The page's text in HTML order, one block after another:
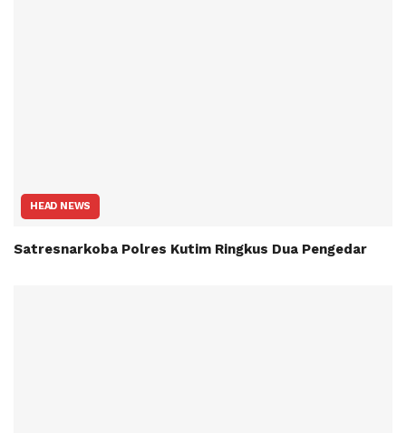
HEAD NEWS
Satresnarkoba Polres Kutim Ringkus Dua Pengedar